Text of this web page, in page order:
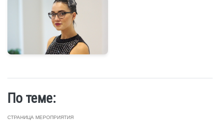
По теме:
СТРАНИЦА МЕРОПРИЯТИЯ